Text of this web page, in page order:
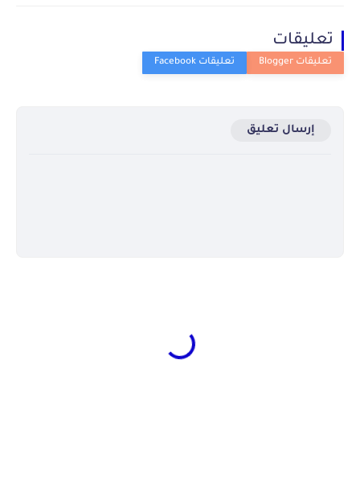
تعليقات
إرسال تعليق